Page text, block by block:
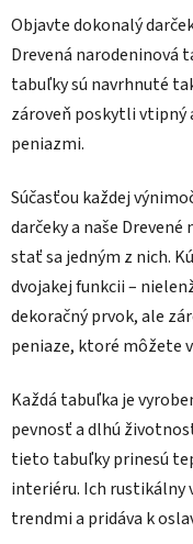
Objavte dokonalý
Drevená narodeninová
tabuľky sú navrhnuté
zároveň poskytli vtipný
peniazmi.
Súčasťou každej
darčeky a naše
stať sa jedným z nich.
dvojakej funkcii –
dekoračný prvok, ale
peniaze, ktoré môžete
Každá tabuľka je
pevnosť a dlhú
tieto tabuľky prinesú
interiéru. Ich rustikálny
trendmi a pridáva k